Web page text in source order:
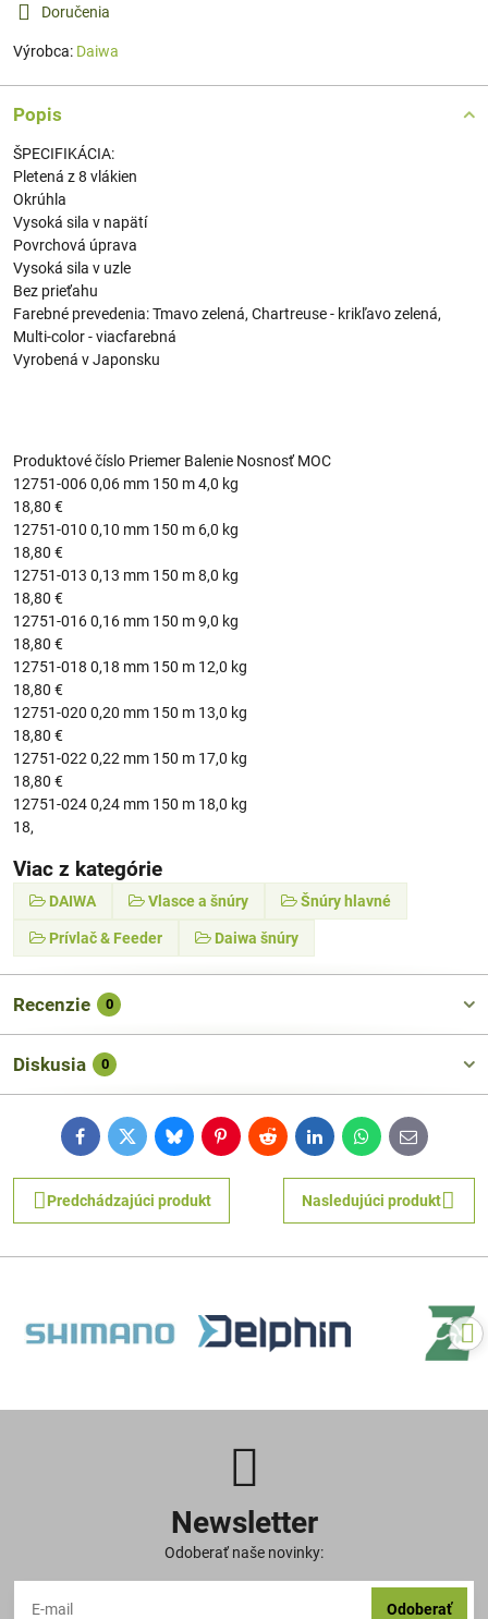
Doručenia
Výrobca: Daiwa
Popis
ŠPECIFIKÁCIA:
Pletená z 8 vlákien
Okrúhla
Vysoká sila v napätí
Povrchová úprava
Vysoká sila v uzle
Bez prieťahu
Farebné prevedenia: Tmavo zelená, Chartreuse - krikľavo zelená,
Multi-color - viacfarebná
Vyrobená v Japonsku
Produktové číslo Priemer Balenie Nosnosť MOC
12751-006 0,06 mm 150 m 4,0 kg
18,80 €
12751-010 0,10 mm 150 m 6,0 kg
18,80 €
12751-013 0,13 mm 150 m 8,0 kg
18,80 €
12751-016 0,16 mm 150 m 9,0 kg
18,80 €
12751-018 0,18 mm 150 m 12,0 kg
18,80 €
12751-020 0,20 mm 150 m 13,0 kg
18,80 €
12751-022 0,22 mm 150 m 17,0 kg
18,80 €
12751-024 0,24 mm 150 m 18,0 kg
18,
Viac z kategórie
DAIWA Vlasce a šnúry Šnúry hlavné
Prívlač & Feeder Daiwa šnúry
Recenzie 0
Diskusia 0
FacebookTwitterBlueskyPinterestRedditLinkedInWhatsApp
E-
mail
Predchádzajúci produkt Nasledujúci produkt
Newsletter
Odoberať naše novinky:
Odoberať